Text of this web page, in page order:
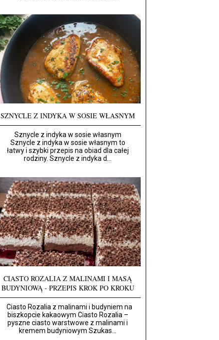
SZNYCLE Z INDYKA W SOSIE WŁASNYM
Sznycle z indyka w sosie własnym
Sznycle z indyka w sosie własnym to
łatwy i szybki przepis na obiad dla całej
rodziny. Sznycle z indyka d...
CIASTO ROZALIA Z MALINAMI I MASĄ
BUDYNIOWĄ - PRZEPIS KROK PO KROKU
Ciasto Rozalia z malinami i budyniem na
biszkopcie kakaowym Ciasto Rozalia –
pyszne ciasto warstwowe z malinami i
kremem budyniowym Szukas...